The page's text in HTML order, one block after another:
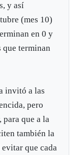
y así
(mes 10)
en 0 y
que terminan
invitó a las
pero
que a la
también la
que cada